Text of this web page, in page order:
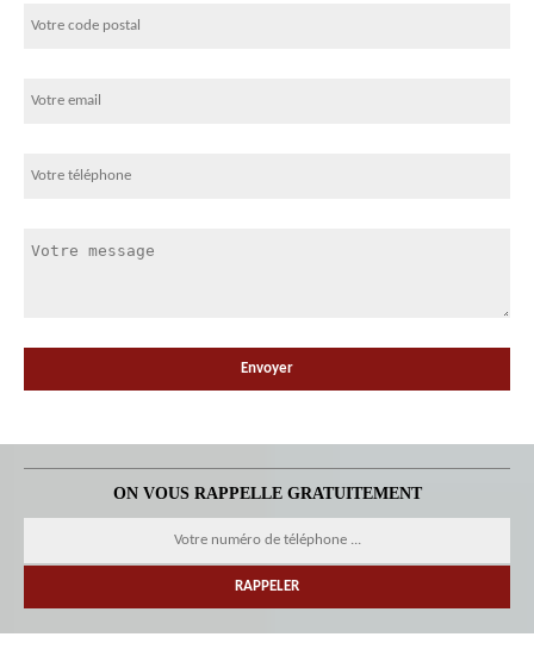
ON VOUS RAPPELLE GRATUITEMENT